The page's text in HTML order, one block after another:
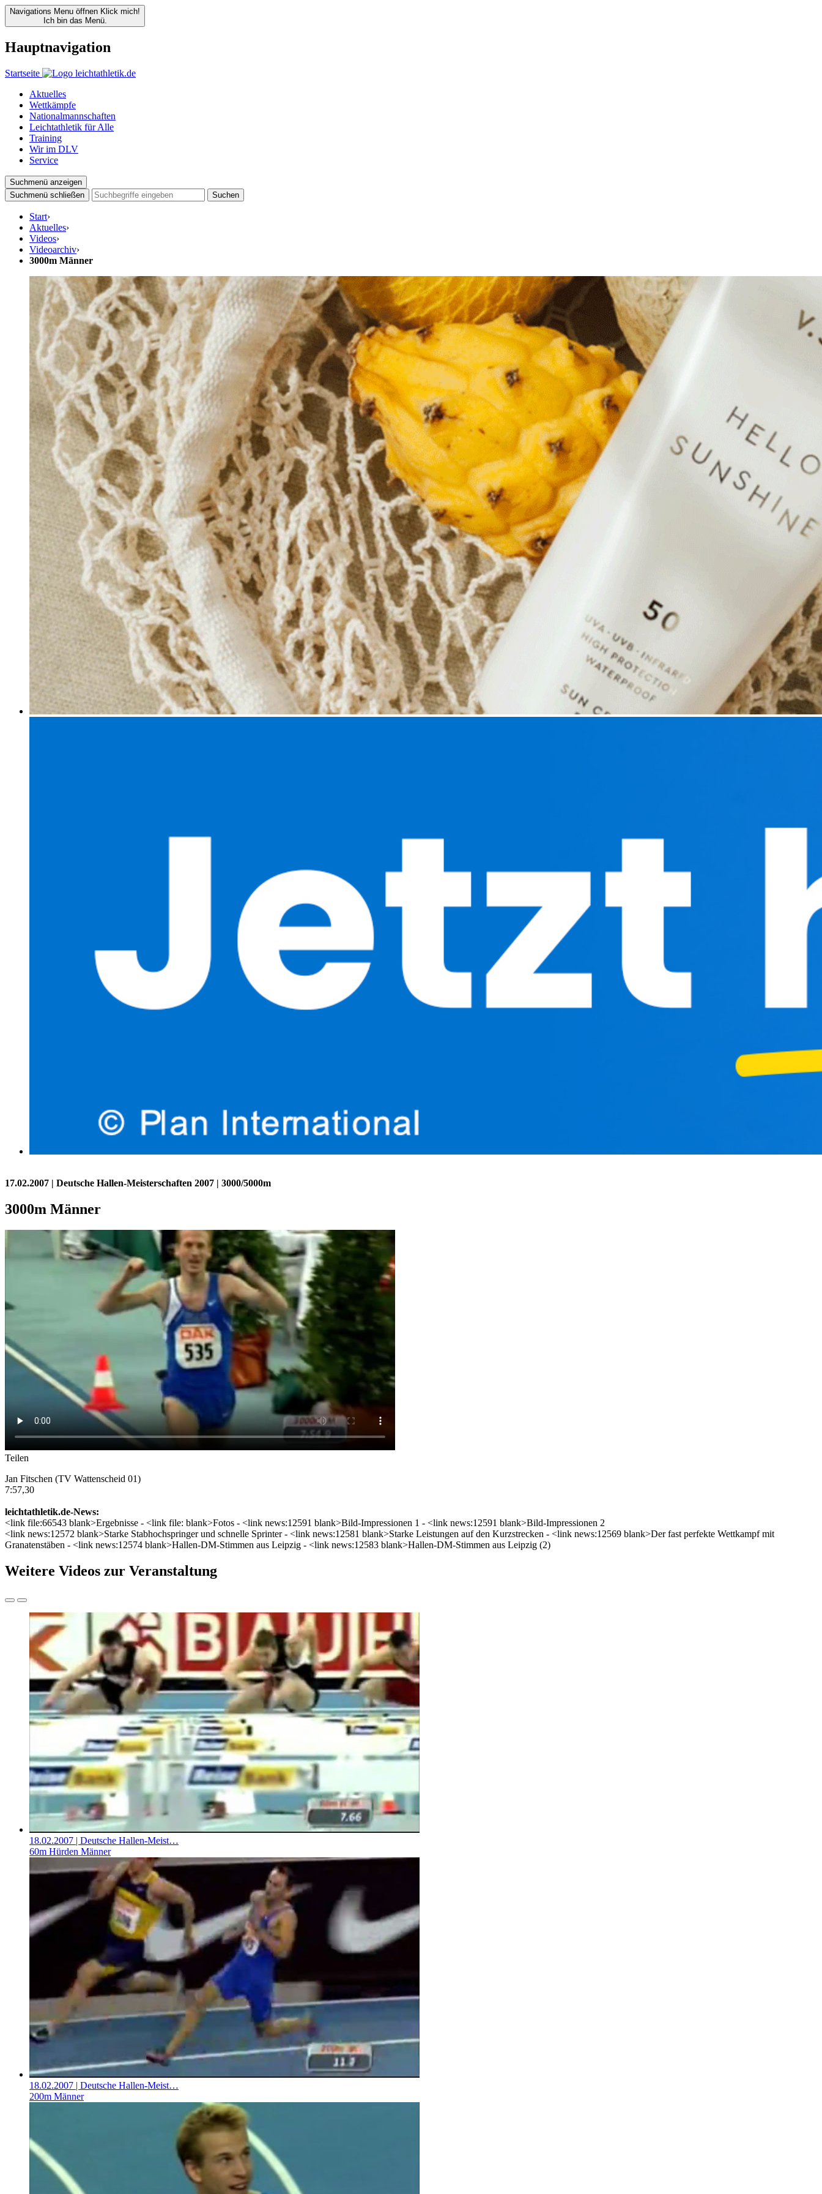
Navigations Menu öffnen Klick mich!
Ich bin das Menü.
Hauptnavigation
Startseite
Aktuelles
Wettkämpfe
Nationalmannschaften
Leichtathletik für Alle
Training
Wir im DLV
Service
Suchmenü anzeigen
Suchmenü schließen
Suchen
Start›
Aktuelles›
Videos›
Videoarchiv›
3000m Männer
17.02.2007 | Deutsche Hallen-Meisterschaften 2007 | 3000/5000m
3000m Männer
Teilen
Jan Fitschen (TV Wattenscheid 01)
7:57,30
leichtathletik.de-News:
<link file:66543 blank>Ergebnisse - <link file: blank>Fotos - <link news:12591 blank>Bild-Impressionen 1 - <link news:12591 blank>Bild-Impressionen 2
<link news:12572 blank>Starke Stabhochspringer und schnelle Sprinter - <link news:12581 blank>Starke Leistungen auf den Kurzstrecken - <link news:12569 blank>Der fast perfekte Wettkampf mit
Granatenstäben - <link news:12574 blank>Hallen-DM-Stimmen aus Leipzig - <link news:12583 blank>Hallen-DM-Stimmen aus Leipzig (2)
Weitere Videos zur Veranstaltung
18.02.2007 | Deutsche Hallen-Meist…
60m Hürden Männer
18.02.2007 | Deutsche Hallen-Meist…
200m Männer